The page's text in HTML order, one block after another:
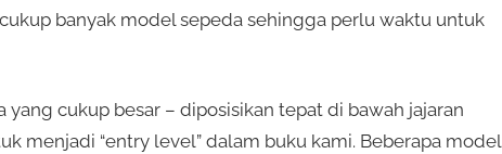
banyak model sepeda sehingga perlu waktu untuk
cukup besar – diposisikan tepat di bawah jajaran
menjadi “entry level” dalam buku kami. Beberapa model